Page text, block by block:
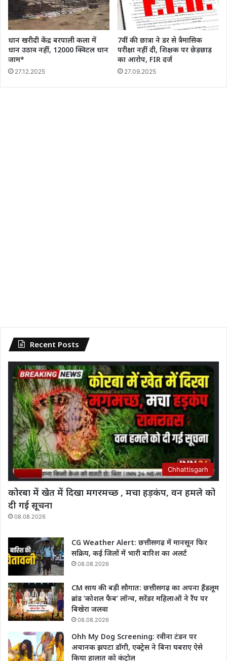
धान खरीदी केंद्र बरपाली कला में
धान उठाव नहीं, 12000 क्विटल धान
जाम*
27.12.2025
7वीं की छात्रा ने डर से त्रैमासिक
परीक्षा नहीं दी, शिक्षक पर छेड़छाड़
का आरोप, FIR दर्ज
27.09.2025
Recent Posts
Chhattisgarh
कोरबा में खेत में दिखा मगरमच्छ , मचा हड़कंप, वन हमले को
दी गई सूचना
08.08.2026
CG Weather Alert: छत्तीसगढ़ में मानसून फिर
सक्रिय, कई जिलों में भारी बारिश का अलर्ट
08.08.2026
CM साय की बड़ी सौगात: छत्तीसगढ़ का अपना हैंडलूम
ब्रांड ‘कोशल फैब’ लॉन्च, सरेंडर महिलाओं ने रैंप पर
बिखेरा जलवा
08.08.2026
Ohh My Dog Screening: रवीना टंडन पर
अचानक झपटा डॉगी, एक्ट्रेस ने बिना घबराए ऐसे
किया हालात को कंट्रोल